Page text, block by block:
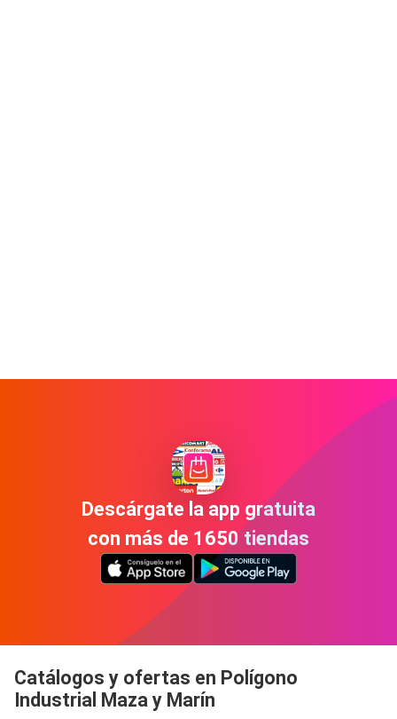
Descárgate la app gratuita
con más de 1650 tiendas
Catálogos y ofertas en Polígono
Industrial Maza y Marín